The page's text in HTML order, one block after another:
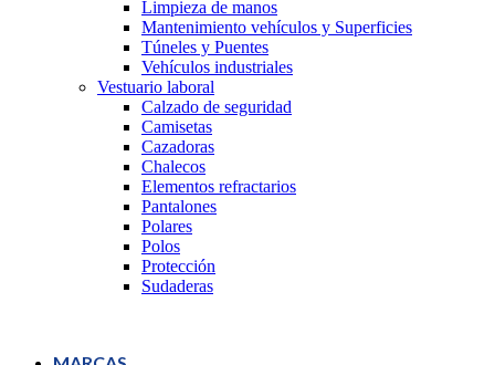
Limpieza de manos
Mantenimiento vehículos y Superficies
Túneles y Puentes
Vehículos industriales
Vestuario laboral
Calzado de seguridad
Camisetas
Cazadoras
Chalecos
Elementos refractarios
Pantalones
Polares
Polos
Protección
Sudaderas